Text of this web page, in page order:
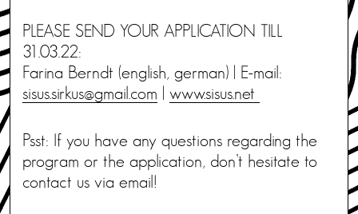
PLEASE SEND YOUR APPLICATION TILL
31.03.22:
Farina Berndt (english, german) | E-mail:
sisus.sirkus@gmail.com
www.sisus.net
Psst: If you have any questions regarding the
program or the application, don’t hesitate to
contact us via email!​​